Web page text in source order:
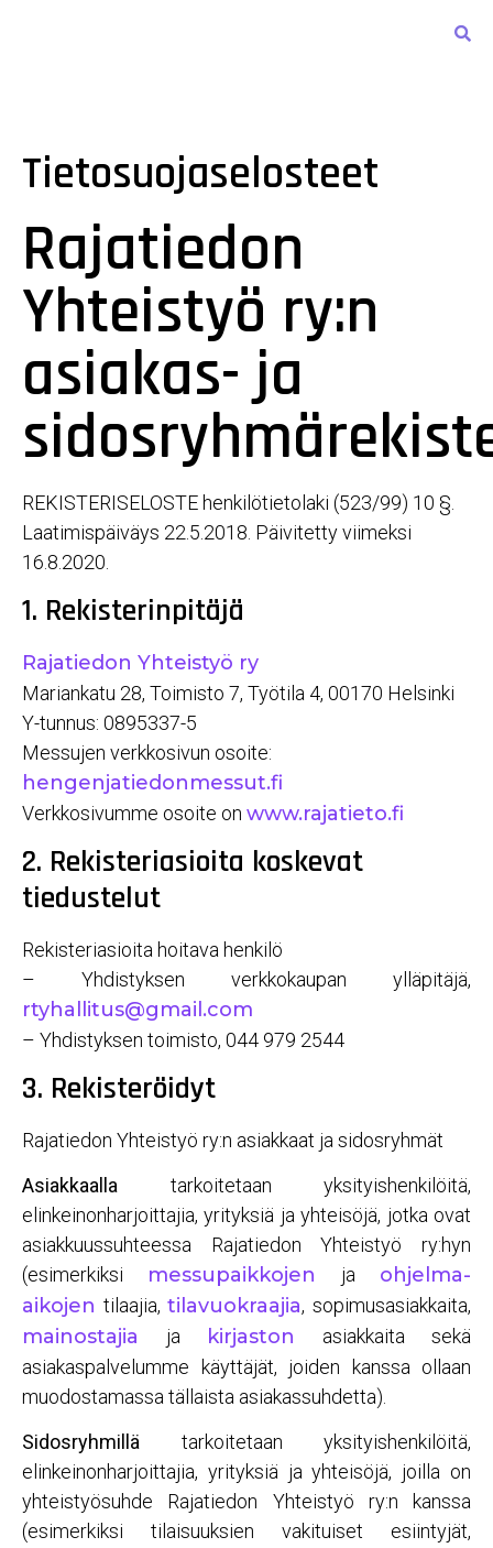
Tietosuojaselosteet
Rajatiedon
Yhteistyö ry:n
asiakas- ja
REKISTERISELOSTE henkilötietolaki (523/99) 10 §.
Laatimispäiväys 22.5.2018. Päivitetty viimeksi
16.8.2020.
1. Rekisterinpitäjä
Rajatiedon Yhteistyö ry
Mariankatu 28, Toimisto 7, Työtila 4, 00170 Helsinki
Y-tunnus: 0895337-5
Messujen verkkosivun osoite:
hengenjatiedonmessut.fi
Verkkosivumme osoite on www.rajatieto.fi
2. Rekisteriasioita koskevat
tiedustelut
Rekisteriasioita hoitava henkilö
– Yhdistyksen verkkokaupan ylläpitäjä,
rtyhallitus@gmail.com
– Yhdistyksen toimisto, 044 979 2544
3. Rekisteröidyt
Rajatiedon Yhteistyö ry:n asiakkaat ja sidosryhmät
Asiakkaalla tarkoitetaan yksityishenkilöitä,
elinkeinonharjoittajia, yrityksiä ja yhteisöjä, jotka ovat
asiakkuussuhteessa Rajatiedon Yhteistyö ry:hyn
(esimerkiksi messupaikkojen ja ohjelma-
aikojen tilaajia,tilavuokraajia, sopimusasiakkaita,
mainostajia ja kirjaston asiakkaita sekä
asiakaspalvelumme käyttäjät, joiden kanssa ollaan
muodostamassa tällaista asiakassuhdetta).
Sidosryhmillä tarkoitetaan yksityishenkilöitä,
elinkeinonharjoittajia, yrityksiä ja yhteisöjä, joilla on
yhteistyösuhde Rajatiedon Yhteistyö ry:n kanssa
(esimerkiksi tilaisuuksien vakituiset esiintyjät,